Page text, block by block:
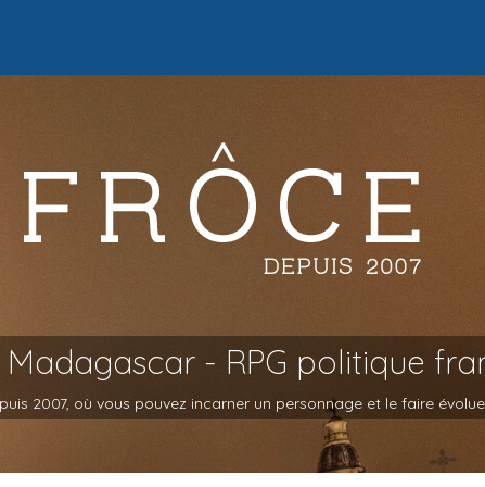
- RPG politique
2007, où vous pouvez incarner un personnage et le faire